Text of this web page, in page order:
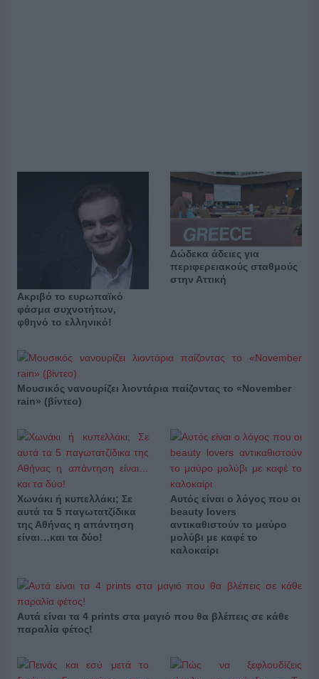
Ακριβό το ευρωπαϊκό
φάσμα συχνοτήτων,
φθηνό το ελληνικό!
Δώδεκα άδειες για
περιφερειακούς σταθμούς
στην Αττική
Μουσικός νανουρίζει λιοντάρια παίζοντας το «November
rain» (βίντεο)
Χωνάκι ή κυπελλάκι; Σε
αυτά τα 5 παγωτατζίδικα
της Αθήνας η απάντηση
είναι…και τα δύο!
Αυτός είναι ο λόγος που οι
beauty lovers
αντικαθιστούν το μαύρο
μολύβι με καφέ το
καλοκαίρι
Αυτά είναι τα 4 prints στα μαγιό που θα βλέπεις σε κάθε
παραλία φέτος!